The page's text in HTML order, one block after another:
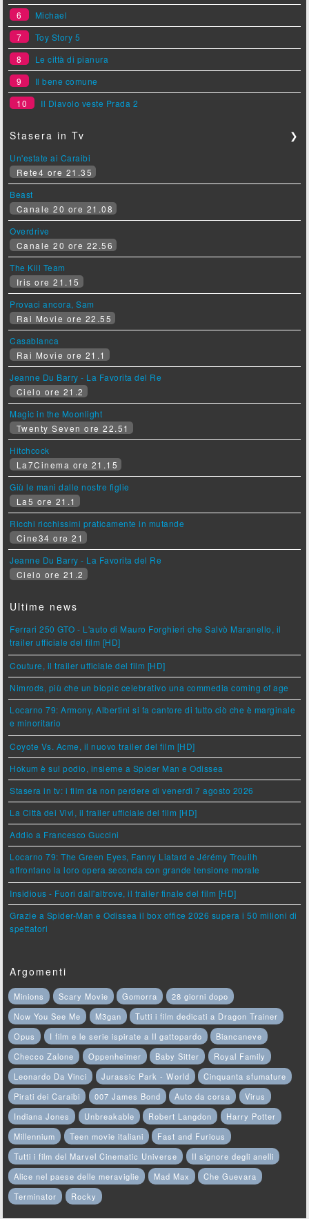
6
Michael
7
Toy Story 5
8
Le città di pianura
9
Il bene comune
10
Il Diavolo veste Prada 2
Stasera in Tv ❯
Un'estate ai Caraibi
Rete4 ore 21.35
Beast
Canale 20 ore 21.08
Overdrive
Canale 20 ore 22.56
The Kill Team
Iris ore 21.15
Provaci ancora, Sam
Rai Movie ore 22.55
Casablanca
Rai Movie ore 21.1
Jeanne Du Barry - La Favorita del Re
Cielo ore 21.2
Magic in the Moonlight
Twenty Seven ore 22.51
Hitchcock
La7Cinema ore 21.15
Giù le mani dalle nostre figlie
La5 ore 21.1
Ricchi ricchissimi praticamente in mutande
Cine34 ore 21
Jeanne Du Barry - La Favorita del Re
Cielo ore 21.2
Ultime news
Ferrari 250 GTO - L'auto di Mauro Forghieri che Salvò Maranello, il
trailer ufficiale del film [HD]
Couture, il trailer ufficiale del film [HD]
Nimrods, più che un biopic celebrativo una commedia coming of age
Locarno 79: Armony, Albertini si fa cantore di tutto ciò che è marginale
e minoritario
Coyote Vs. Acme, il nuovo trailer del film [HD]
Hokum è sul podio, insieme a Spider Man e Odissea
Stasera in tv: i film da non perdere di venerdì 7 agosto 2026
La Città dei Vivi, il trailer ufficiale del film [HD]
Addio a Francesco Guccini
Locarno 79: The Green Eyes, Fanny Liatard e Jérémy Trouilh
affrontano la loro opera seconda con grande tensione morale
Insidious - Fuori dall'altrove, il trailer finale del film [HD]
Grazie a Spider-Man e Odissea il box office 2026 supera i 50 milioni di
spettatori
Argomenti
Minions Scary Movie Gomorra
28 giorni dopo
Now You See Me
M3gan
Tutti i film dedicati a Dragon Trainer
Opus
I film e le serie ispirate a Il gattopardo
Biancaneve
Checco Zalone
Oppenheimer Baby Sitter
Royal Family
Leonardo Da Vinci
Jurassic Park - World
Cinquanta sfumature
Pirati dei Caraibi
007 James Bond Auto da corsa
Virus
Indiana Jones
Unbreakable Robert Langdon
Harry Potter
Millennium
Teen movie italiani
Fast and Furious
Tutti i film del Marvel Cinematic Universe
Il signore degli anelli
Alice nel paese delle meraviglie
Mad Max
Che Guevara
Terminator
Rocky